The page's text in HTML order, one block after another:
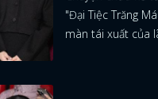
"Đại Tiệc Trăng
màn tái xuất của